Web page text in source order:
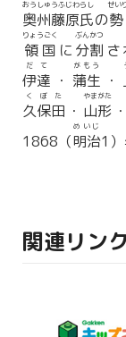
奥州藤原氏
おうしゅうふじわらし
の
せい
領国
りょうごく
に 分割
ぶんかつ
伊達
だて
・ 蒲生
がもう
・
久保田
くぼた
・ 山形
やまがた
・
1868（明治
めいじ
1
関連リンク